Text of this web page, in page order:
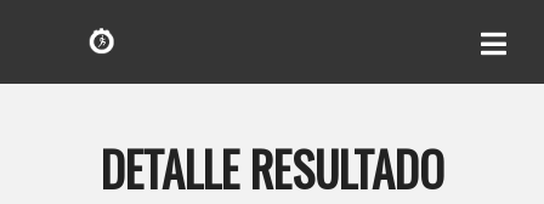
DETALLE RESULTADO